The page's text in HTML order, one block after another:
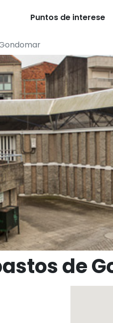
Puntos de interese
de